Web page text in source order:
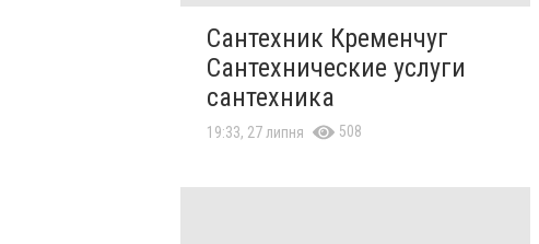
Сантехник Кременчуг
Сантехнические услуги
сантехника
19:33, 27 липня 508